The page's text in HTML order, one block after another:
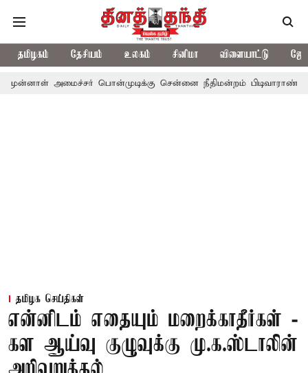
தமிழகம் தேசியம் உலகம் சினிமா விளையாட்டு
பொன்முடிக்கு சென்னை நீதிமன்றம் பிடிவாராண்ட்
தமிழக செய்திகள்
என்னிடம் எதையும் மறைக்காதீர்கள் -
கள ஆய்வு குழுவுக்கு மு.க.ஸ்டாலின்